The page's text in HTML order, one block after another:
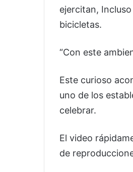
ejercitan,
bicicletas.
“Con este
Este curioso
uno de los
celebrar.
El video
de